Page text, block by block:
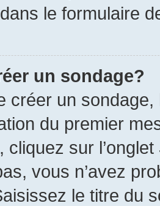
dans le formulaire
un sondage?
créer un
du premier
cliquez sur l’onglet
vous n’avez
le titre du